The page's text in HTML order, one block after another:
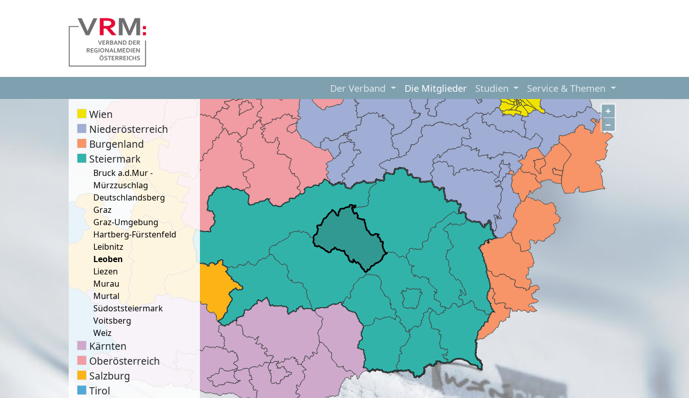
Der Verband Die Mitglieder Studien Service & Themen
+
−
Wien
Niederösterreich
Burgenland
Steiermark
Bruck a.d.Mur -
Mürzzuschlag
Deutschlandsberg
Graz
Graz-Umgebung
Hartberg-Fürstenfeld
Leibnitz
Leoben
Liezen
Murau
Murtal
Südoststeiermark
Voitsberg
Weiz
Kärnten
Oberösterreich
Salzburg
Tirol